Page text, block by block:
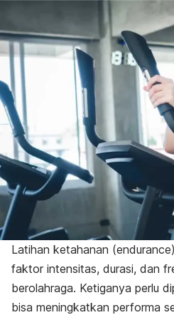
Latihan ketahanan (endurance
faktor intensitas, durasi, dan
berolahraga. Ketiganya perlu
bisa meningkatkan performa